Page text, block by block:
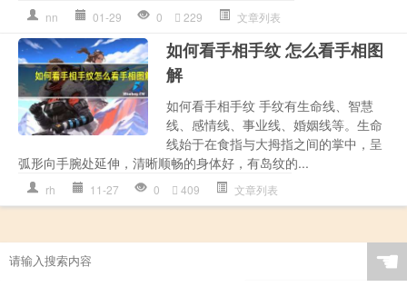
nn 01-29 0 229 文章列表
如何看手相手纹 怎么看手相图
解
如何看手相手纹 手纹有生命线、智慧
线、感情线、事业线、婚姻线等。生命
线始于在食指与大拇指之间的掌中，呈
弧形向手腕处延伸，清晰顺畅的身体好，有岛纹的...
rh 11-27 0 409 文章列表
☚